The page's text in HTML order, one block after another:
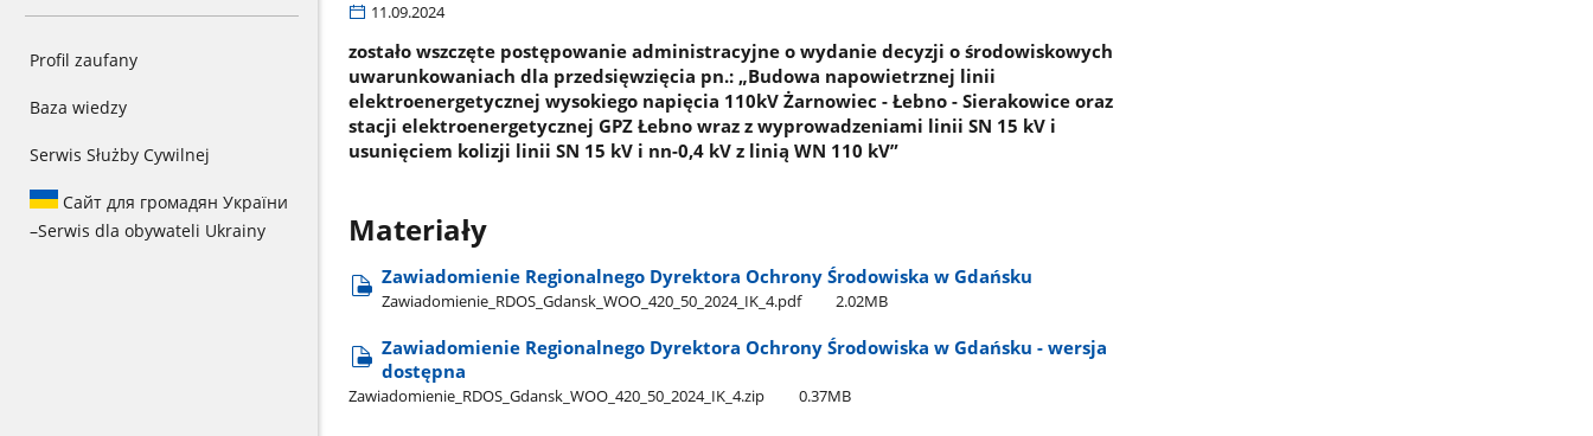
Profil zaufany
Baza wiedzy
Serwis Służby Cywilnej
Сайт для громадян України
–Serwis dla obywateli Ukrainy
11.09.2024
zostało wszczęte postępowanie administracyjne o wydanie decyzji o środowiskowych
uwarunkowaniach dla przedsięwzięcia pn.: „Budowa napowietrznej linii
elektroenergetycznej wysokiego napięcia 110kV Żarnowiec - Łebno - Sierakowice oraz
stacji elektroenergetycznej GPZ Łebno wraz z wyprowadzeniami linii SN 15 kV i
usunięciem kolizji linii SN 15 kV i nn-0,4 kV z linią WN 110 kV”
Materiały
Zawiadomienie Regionalnego Dyrektora Ochrony Środowiska w Gdańsku
Zawiadomienie​_RDOS​_Gdansk​_WOO​_420​_50​_2024​_IK​_4.pdf 2.02MB
Zawiadomienie Regionalnego Dyrektora Ochrony Środowiska w Gdańsku - wersja
dostępna
Zawiadomienie​_RDOS​_Gdansk​_WOO​_420​_50​_2024​_IK​_4.zip 0.37MB